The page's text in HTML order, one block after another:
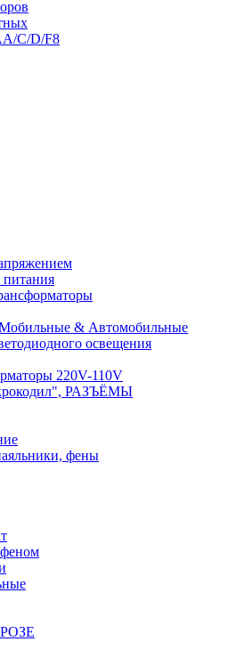
С/D/F8
& Автомобильные
освещения
220V-110V
РАЗЪЁМЫ
фены